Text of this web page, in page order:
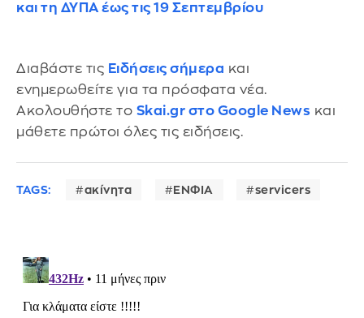
και τη ΔΥΠΑ έως τις 19 Σεπτεμβρίου
Διαβάστε τις Ειδήσεις σήμερα και
ενημερωθείτε για τα πρόσφατα νέα.
Ακολουθήστε το Skai.gr στο Google News και
μάθετε πρώτοι όλες τις ειδήσεις.
TAGS: ακίνητα ΕΝΦΙΑ servicers